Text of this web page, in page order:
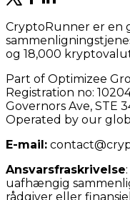
CryptoRunner er en
og 18,000
Part of Optimizee
Registration no:
Governors Ave, STE
Operated by our
E-mail:
Ansvarsfraskrivelse:
uafhængig
rådgiver eller